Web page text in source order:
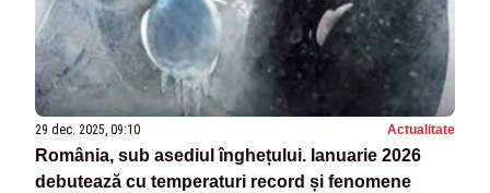
29 dec. 2025, 09:10 Actualitate
România, sub asediul înghețului. Ianuarie 2026
debutează cu temperaturi record și fenomene